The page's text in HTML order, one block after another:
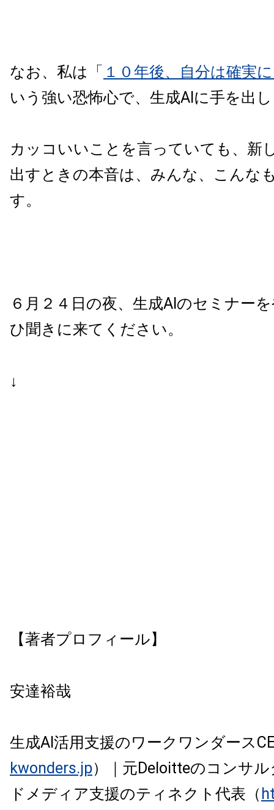
なお、私は「 １０年後、自分は確実
いう強い恐怖心で、生成AIに手を出
カッコいいことを言っていても、新
出すときの本音は、みんな、こんな
す。
６月２４日の夜、生成AIのセミナー
ひ聞きに来てください。
↓
【著者プロフィール】
安達裕哉
生成AI活用支援のワークワンダース
kwonders.jp）｜元Deloitteのコンサ
ドメディア支援のティネクト代表（